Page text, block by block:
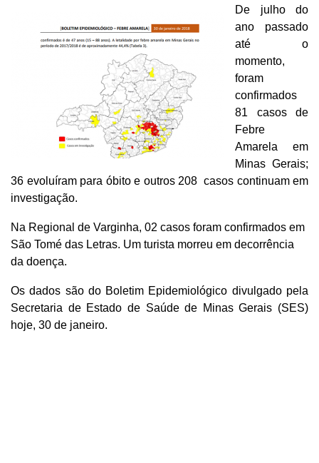
De julho do
ano passado
até o
momento,
foram
confirmados
81 casos de
Febre
Amarela em
Minas Gerais;
36 evoluíram para óbito e outros 208 casos continuam em
investigação.
Na Regional de Varginha, 02 casos foram confirmados em
São Tomé das Letras. Um turista morreu em decorrência
da doença.
Os dados são do Boletim Epidemiológico divulgado pela
Secretaria de Estado de Saúde de Minas Gerais (SES)
hoje, 30 de janeiro.